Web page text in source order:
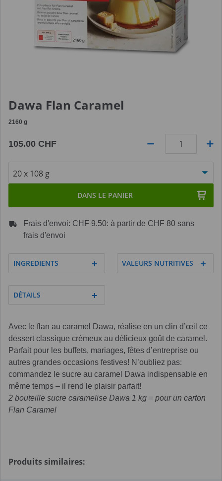
Dawa Flan Caramel
2160 g
105.00 CHF
DANS LE PANIER
Frais d'envoi: CHF 9.50: à partir de CHF 80 sans
frais d'envoi
INGREDIENTS VALEURS NUTRITIVES
DÉTAILS
Avec le flan au caramel Dawa, réalise en un clin d’œil ce
dessert classique crémeux au délicieux goût de caramel.
Parfait pour les buffets, mariages, fêtes d’entreprise ou
autres grandes occasions festives! N’oubliez pas:
commandez le sucre au caramel Dawa indispensable en
même temps – il rend le plaisir parfait!
2 bouteille sucre caramelise Dawa 1 kg = pour un carton
Flan Caramel
Produits similaires: